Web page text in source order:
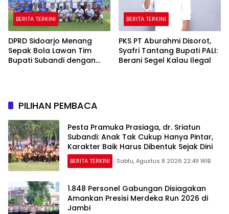
BERITA TERKINI
DPRD Sidoarjo Menang
Sepak Bola Lawan Tim
Bupati Subandi dengan
BERITA TERKINI
PKS PT Aburahmi Disorot,
Syafri Tantang Bupati PALI:
Berani Segel Kalau Ilegal
PILIHAN PEMBACA
Pesta Pramuka Prasiaga, dr. Sriatun
Subandi: Anak Tak Cukup Hanya Pintar,
Karakter Baik Harus Dibentuk Sejak Dini
BERITA TERKINI Sabtu, Agustus 8 2026 22:49 WIB
1.848 Personel Gabungan Disiagakan
Amankan Presisi Merdeka Run 2026 di
Jambi